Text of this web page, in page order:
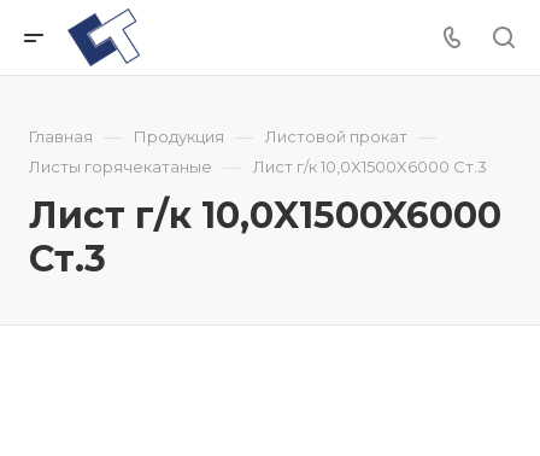
Главная — Продукция — Листовой прокат —
Листы горячекатаные — Лист г/к 10,0X1500X6000 Ст.3
Лист г/к 10,0X1500X6000
Ст.3